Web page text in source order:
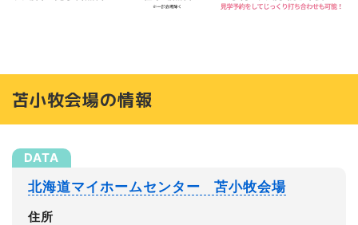
苫小牧会場の情報
北海道マイホームセンター 苫小牧会場
住所